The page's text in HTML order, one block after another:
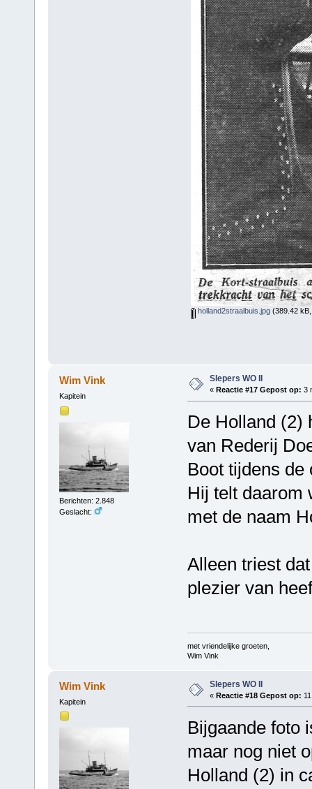
holland2straalbuis.jpg(389.42 kB,
Wim Vink
Kapitein
Berichten: 2.848
Geslacht:
Slepers WO II
« Reactie #17 Gepost op: 3
De Holland (2)
van Rederij
Boot tijdens
Hij telt daarom
met de naam
Alleen triest
plezier van
met vriendelijke groeten,
Wim Vink
Wim Vink
Kapitein
Slepers WO II
« Reactie #18 Gepost op:
Bijgaande foto
maar nog niet
Holland (2) in